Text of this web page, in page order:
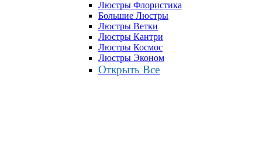
Люстры Флористика
Большие Люстры
Люстры Ветки
Люстры Кантри
Люстры Космос
Люстры Эконом
Открыть Все